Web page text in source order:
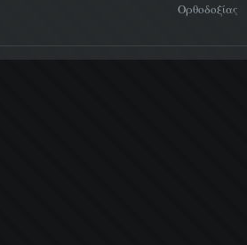
Ορθοδοξίας